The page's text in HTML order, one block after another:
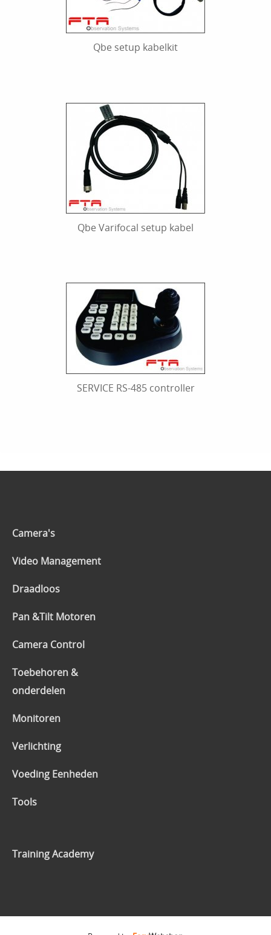
Qbe setup kabelkit
Qbe Varifocal setup kabel
SERVICE RS-485 controller
Camera's
Video Management
Draadloos
Pan &Tilt Motoren
Camera Control
Toebehoren &
onderdelen
Monitoren
Verlichting
Voeding Eenheden
Tools
Training Academy